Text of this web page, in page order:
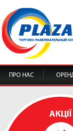
ПРО НАС
АКЦІЇ